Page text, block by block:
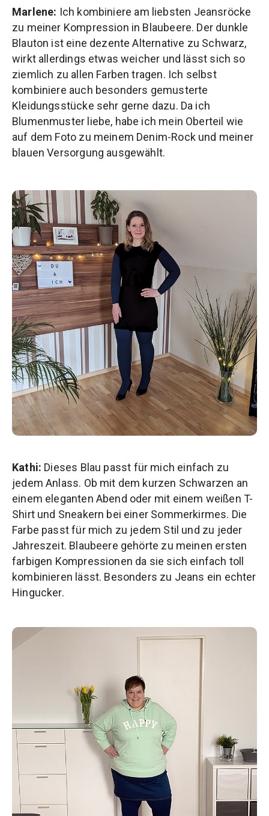
Marlene: Ich kombiniere am liebsten Jeansröcke
zu meiner Kompression in Blaubeere. Der dunkle
Blauton ist eine dezente Alternative zu Schwarz,
wirkt allerdings etwas weicher und lässt sich so
ziemlich zu allen Farben tragen. Ich selbst
kombiniere auch besonders gemusterte
Kleidungsstücke sehr gerne dazu. Da ich
Blumenmuster liebe, habe ich mein Oberteil wie
auf dem Foto zu meinem Denim-Rock und meiner
blauen Versorgung ausgewählt.
Kathi: Dieses Blau passt für mich einfach zu
jedem Anlass. Ob mit dem kurzen Schwarzen an
einem eleganten Abend oder mit einem weißen T-
Shirt und Sneakern bei einer Sommerkirmes. Die
Farbe passt für mich zu jedem Stil und zu jeder
Jahreszeit. Blaubeere gehörte zu meinen ersten
farbigen Kompressionen da sie sich einfach toll
kombinieren lässt. Besonders zu Jeans ein echter
Hingucker.